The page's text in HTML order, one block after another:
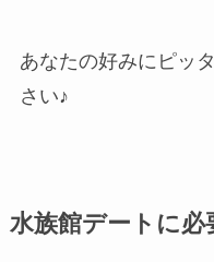
あなたの好みにピッ
さい♪
水族館デートに必